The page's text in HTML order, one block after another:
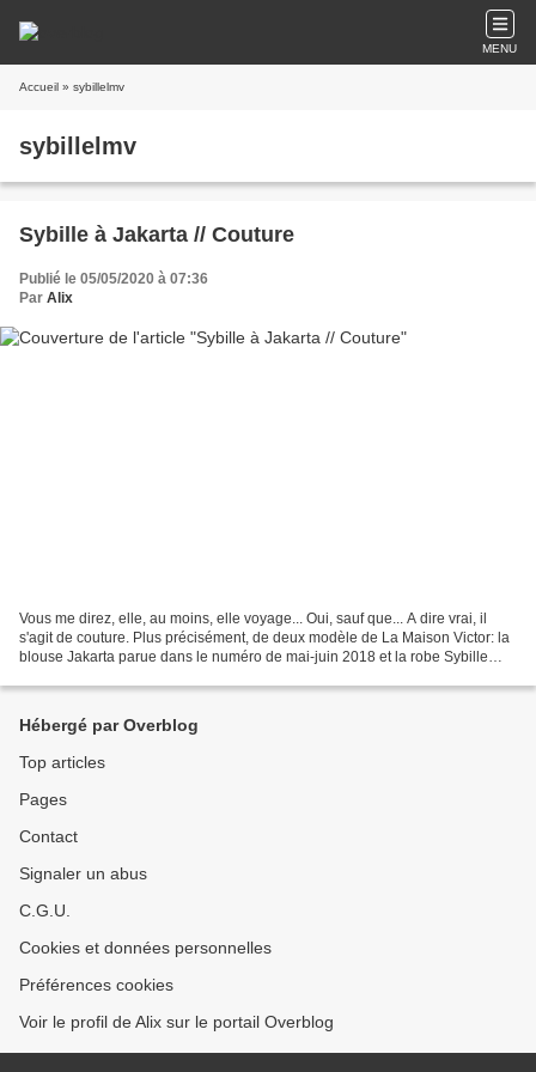
MENU
Accueil » sybillelmv
sybillelmv
Sybille à Jakarta // Couture
Publié le 05/05/2020 à 07:36
Par Alix
Vous me direz, elle, au moins, elle voyage... Oui, sauf que... A dire vrai, il
s'agit de couture. Plus précisément, de deux modèle de La Maison Victor: la
blouse Jakarta parue dans le numéro de mai-juin 2018 et la robe Sybille
Hébergé par Overblog
Top articles
Pages
Contact
Signaler un abus
C.G.U.
Cookies et données personnelles
Préférences cookies
Voir le profil de Alix sur le portail Overblog